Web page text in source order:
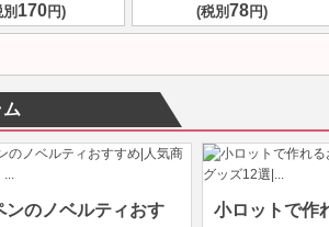
170円) (税別 78円)
ンのノベルティおす
小ロットで作